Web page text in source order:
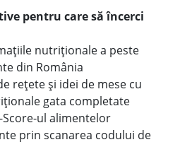
pentru care să încerci
nutriționale a peste
din România
rețete și idei de mese cu
gata completate
ul alimentelor
prin scanarea codului de